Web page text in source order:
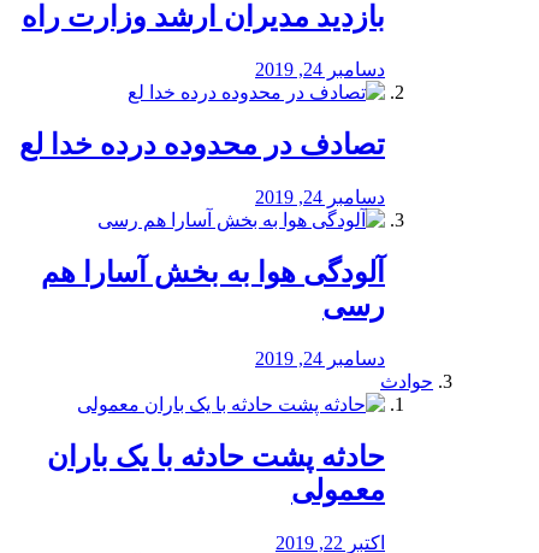
بازدید مدیران ارشد وزارت راه
دسامبر 24, 2019
تصادف در محدوده درده خدا لع
دسامبر 24, 2019
آلودگی هوا به بخش آسارا هم
رسی
دسامبر 24, 2019
حوادث
️حادثه پشت حادثه با یک باران
معمولی
اکتبر 22, 2019